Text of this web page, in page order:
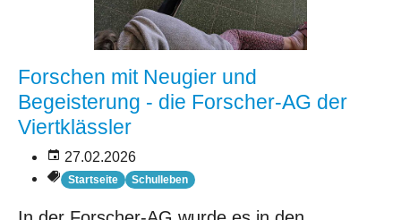
Forschen mit Neugier und
Begeisterung - die Forscher-AG der
Viertklässler
27.02.2026
Startseite Schulleben